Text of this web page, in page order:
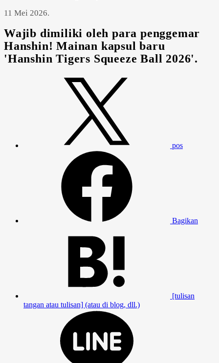
11 Mei 2026.
Wajib dimiliki oleh para penggemar
Hanshin! Mainan kapsul baru
'Hanshin Tigers Squeeze Ball 2026'.
pos
Bagikan
[tulisan
tangan atau tulisan] (atau di blog, dll.)